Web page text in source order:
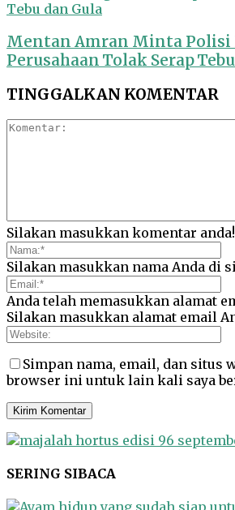
Tebu dan Gula
Mentan Amran Minta Polisi
Perusahaan Tolak Serap
TINGGALKAN KOMENTAR
Silakan masukkan komentar anda!
Silakan masukkan nama Anda di
Anda telah memasukkan alamat
Silakan masukkan alamat email
Simpan nama, email, dan situs
browser ini untuk lain kali saya
SERING SIBACA